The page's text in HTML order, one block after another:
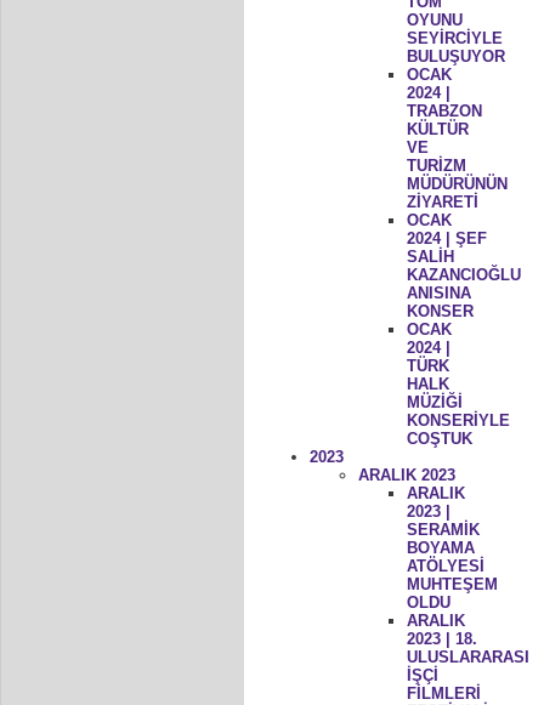
OYUNU
SEYİRCİYLE
BULUŞUYOR
OCAK
2024 |
TRABZON
KÜLTÜR
VE
TURİZM
MÜDÜRÜNÜN
ZİYARETİ
OCAK
2024 | ŞEF
SALİH
KAZANCIOĞLU
ANISINA
KONSER
OCAK
2024 |
TÜRK
HALK
MÜZİĞİ
KONSERİYLE
COŞTUK
2023
ARALIK 2023
ARALIK
2023 |
SERAMİK
BOYAMA
ATÖLYESİ
MUHTEŞEM
OLDU
ARALIK
2023 | 18.
ULUSLARARASI
İŞÇİ
FİLMLERİ